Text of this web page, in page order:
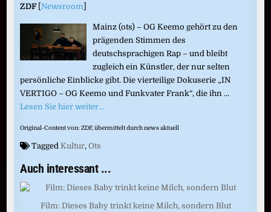
ZDF[Newsroom]
Mainz (ots) – OG Keemo gehört zu den
prägenden Stimmen des
deutschsprachigen Rap – und bleibt
zugleich ein Künstler, der nur selten
persönliche Einblicke gibt. Die vierteilige Dokuserie „IN
VERTIGO – OG Keemo und Funkvater Frank“, die ihn …
Lesen Sie hier weiter…
Original-Content von: ZDF, übermittelt durch news aktuell
Tagged Kultur,Ots
Auch interessant ...
Film: Dieses Baby trinkt keine Milch, sondern Blut